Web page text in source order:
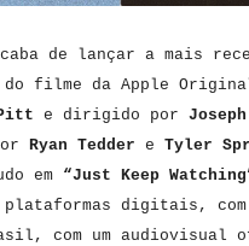
de lançar a mais
filme da Apple
e dirigido por
Ryan Tedder e Tyler
em “Just Keep
plataformas digitais,
com um audiovisual